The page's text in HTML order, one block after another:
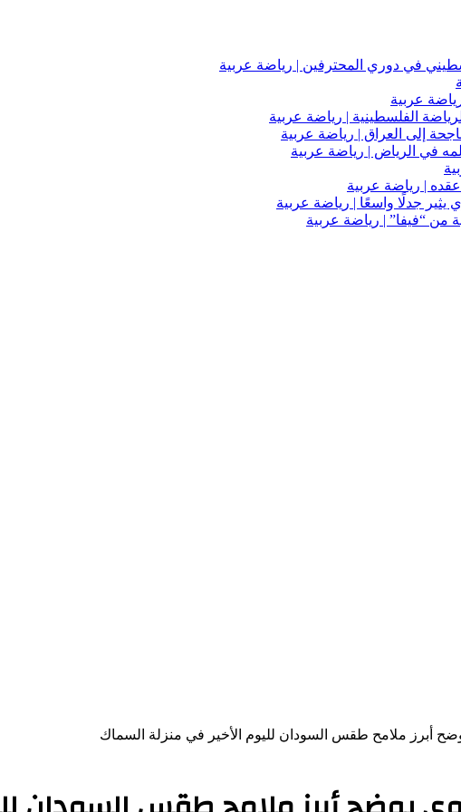
في دوري المحترفين | رياضة عربية
عربية
الفلسطينية | رياضة عربية
إلى العراق | رياضة عربية
| رياضة عربية
جدلًا واسعًا | رياضة عربية
“فيفا” | رياضة عربية
أبرز ملامح طقس السودان لليوم الأخير في منزلة السماك